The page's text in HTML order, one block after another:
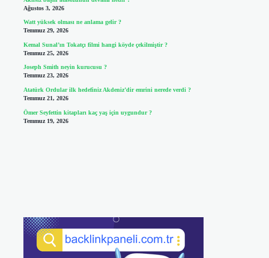
Ağustos 3, 2026
Watt yüksek olması ne anlama gelir ?
Temmuz 29, 2026
Kemal Sunal’ın Tokatçı filmi hangi köyde çekilmiştir ?
Temmuz 25, 2026
Joseph Smith neyin kurucusu ?
Temmuz 23, 2026
Atatürk Ordular ilk hedefiniz Akdeniz’dir emrini nerede verdi ?
Temmuz 21, 2026
Ömer Seyfettin kitapları kaç yaş için uygundur ?
Temmuz 19, 2026